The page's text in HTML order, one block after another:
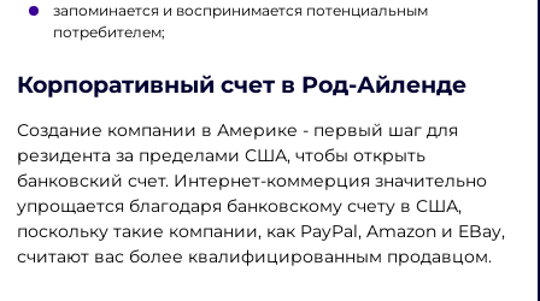
запоминается и воспринимается потенциальным
потребителем;
Корпоративный счет в Род-Айленде
Создание компании в Америке - первый шаг для
резидента за пределами США, чтобы открыть
банковский счет. Интернет-коммерция значительно
упрощается благодаря банковскому счету в США,
поскольку такие компании, как PayPal, Amazon и EBay,
считают вас более квалифицированным продавцом.